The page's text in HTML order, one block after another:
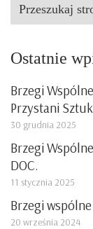
Ostatnie
Brzegi
Przystani
30 grudnia 2025
Brzegi
DOC.
11 stycznia 2025
Brzegi
20 września 2024